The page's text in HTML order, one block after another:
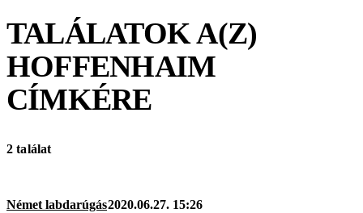
TALÁLATOK A(Z)
HOFFENHAIM
CÍMKÉRE
2 találat
Német labdarúgás2020.06.27. 15:26